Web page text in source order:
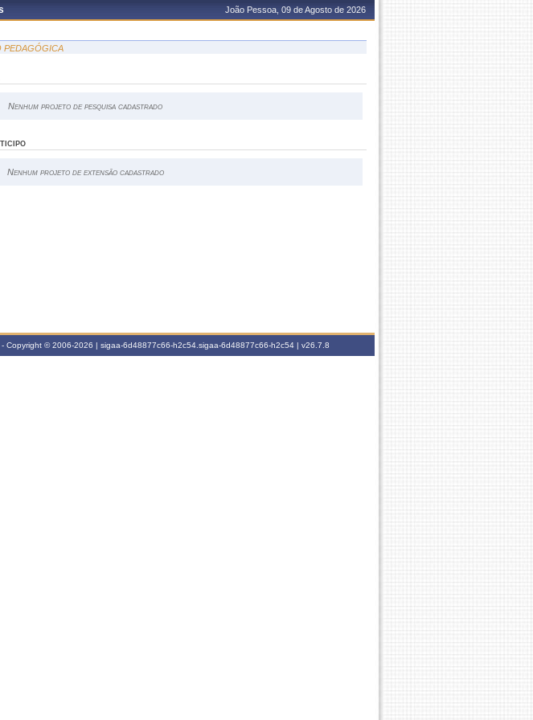
João Pessoa, 09 de Agosto de 2026
PEDAGÓGICA
Nenhum projeto de pesquisa cadastrado
Nenhum projeto de extensão cadastrado
Copyright © 2006-2026 | sigaa-6d48877c66-h2c54.sigaa-6d48877c66-h2c54 | v26.7.8